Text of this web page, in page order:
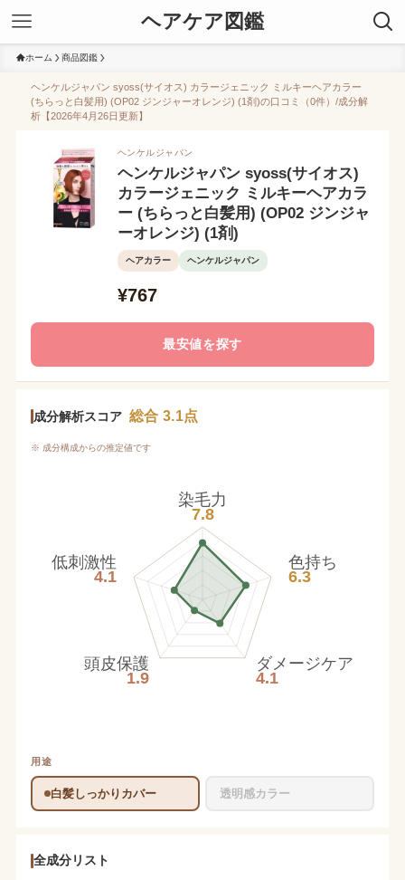
ヘアケア図鑑
ホーム 商品図鑑
ヘンケルジャパン syoss(サイオス) カラージェニック ミルキーヘアカラー
(ちらっと白髪用) (OP02 ジンジャーオレンジ) (1剤)の口コミ（0件）/成分解
析【2026年4月26日更新】
ヘンケルジャパン
ヘンケルジャパン syoss(サイオス)
カラージェニック ミルキーヘアカラ
ー (ちらっと白髪用) (OP02 ジンジャ
ーオレンジ) (1剤)
ヘアカラー ヘンケルジャパン
¥767
最安値を探す
成分解析スコア 総合 3.1点
※ 成分構成からの推定値です
染毛力
7.8
色持ち
6.3
ダメージケア
4.1
頭皮保護
1.9
低刺激性
4.1
用途
白髪しっかりカバー 透明感カラー
全成分リスト